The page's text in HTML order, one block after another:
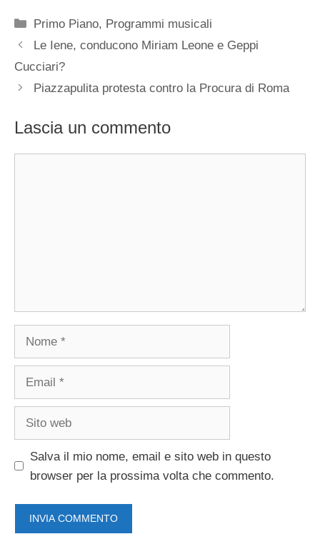
Categorie
Primo Piano, Programmi musicali
Le Iene, conducono Miriam Leone e Geppi
Cucciari?
Piazzapulita protesta contro la Procura di Roma
Lascia un commento
Salva il mio nome, email e sito web in questo
browser per la prossima volta che commento.